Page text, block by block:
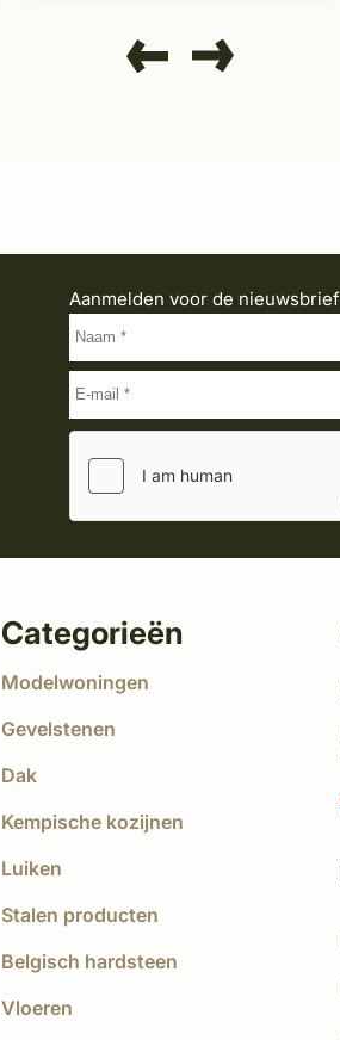
Aanmelden voor de nieuwsbrief
Categorieën
Modelwoningen
Gevelstenen
Dak
Kempische kozijnen
Luiken
Stalen producten
Belgisch hardsteen
Vloeren